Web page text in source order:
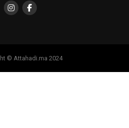
© Attahadi.ma 2024